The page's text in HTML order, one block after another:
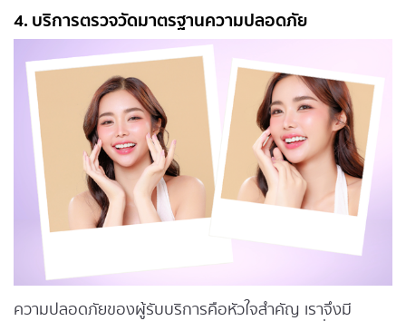
4. บริการตรวจวัดมาตรฐานความปลอดภัย
ความปลอดภัยของผู้รับบริการคือหัวใจสำคัญ เราจึงมี